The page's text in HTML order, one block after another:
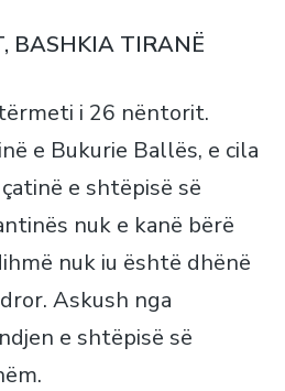
BASHKIA TIRANË
i 26 nëntorit.
e Bukurie Ballës, e cila
e shtëpisë së
nuk e kanë bërë
nuk iu është dhënë
Askush nga
e shtëpisë së